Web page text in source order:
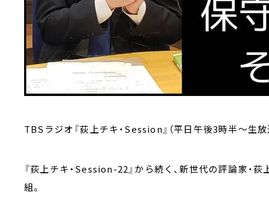
TBSラジオ『荻上チキ・Session』（平日午後3時半～生放
『荻上チキ・Session-22』から続く、新世代の評論家・
組。